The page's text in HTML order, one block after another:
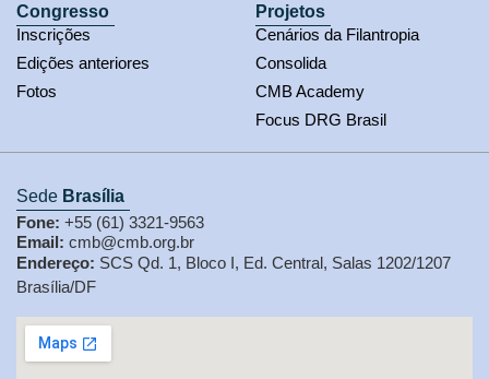
Congresso
Inscrições
Edições anteriores
Fotos
Projetos
Cenários da Filantropia
Consolida
CMB Academy
Focus DRG Brasil
Sede Brasília
Fone: +55 (61) 3321-9563
Email: cmb@cmb.org.br
Endereço: SCS Qd. 1, Bloco I, Ed. Central, Salas 1202/1207
Brasília/DF